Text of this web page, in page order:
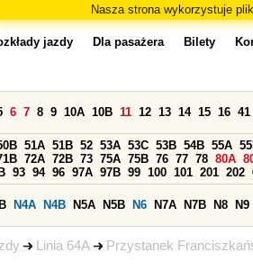
Nasza strona wykorzystuje
Linia 64A Przystanek
jazdy Dla pasażera Bilety
6 7 8 9 10A 10B 11 12 13 14 15 16 41
51A 51B 52 53A 53C 53B 54B 55A
72A 72B 73 75A 75B 76 77 78 80A
93 94 96 97A 97B 99 100 101 201 202
N4A N4B N5A N5B N6 N7A N7B N8 N9